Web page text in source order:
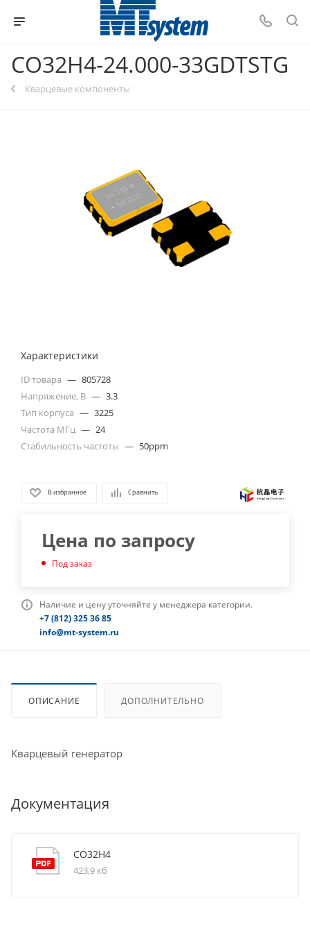
CO32H4-24.000-33GDTSTG
Кварцевые компоненты
Характеристики
ID товара — 805728
Напряжение, В — 3.3
Тип корпуса — 3225
Частота МГц — 24
Стабильность частоты — 50ppm
В избранное Сравнить
Цена по запросу
Под заказ
Наличие и цену уточняйте у менеджера категории.
+7 (812) 325 36 85
info@mt-system.ru
ОПИСАНИЕ ДОПОЛНИТЕЛЬНО
Кварцевый генератор
Документация
CO32H4
423,9 кб